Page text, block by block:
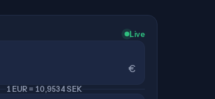
Live
€
1 EUR = 10,9534 SEK